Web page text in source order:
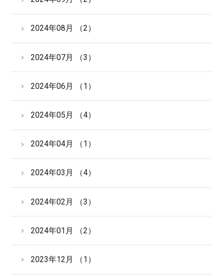
2024年08月 （2）
2024年07月 （3）
2024年06月 （1）
2024年05月 （4）
2024年04月 （1）
2024年03月 （4）
2024年02月 （3）
2024年01月 （2）
2023年12月 （1）